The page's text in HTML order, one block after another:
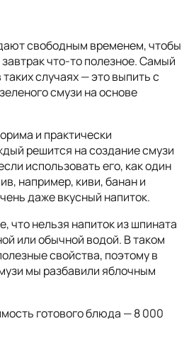
свободным временем, чтобы
что-то полезное. Самый
случаях — это выпить с
смузи на основе
и практически
решится на создание смузи
использовать его, как один
например, киви, банан и
даже вкусный напиток.
что нельзя напиток из шпината
или обычной водой. В таком
свойства, поэтому в
мы разбавили яблочным
готового блюда — 8 000